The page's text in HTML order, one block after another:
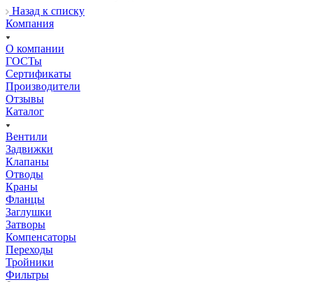
Назад к списку
Компания
О компании
ГОСТы
Сертификаты
Производители
Отзывы
Каталог
Вентили
Задвижки
Клапаны
Отводы
Краны
Фланцы
Заглушки
Затворы
Компенсаторы
Переходы
Тройники
Фильтры